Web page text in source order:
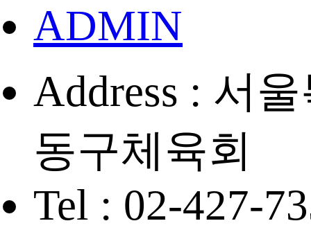
ADMIN
Address : 서
동구체육회
Tel : 02-427-